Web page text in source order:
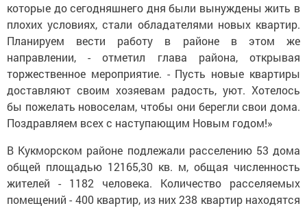
которые до сегодняшнего дня были вынуждены жить в
плохих условиях, стали обладателями новых квартир.
Планируем вести работу в районе в этом же
направлении, - отметил глава района, открывая
торжественное мероприятие. - Пусть новые квартиры
доставляют своим хозяевам радость, уют. Хотелось
бы пожелать новоселам, чтобы они берегли свои дома.
Поздравляем всех с наступающим Новым годом!»
В Кукморском районе подлежали расселению 53 дома
общей площадью 12165,30 кв. м, общая численность
жителей - 1182 человека. Количество расселяемых
помещений - 400 квартир, из них 238 квартир находятся